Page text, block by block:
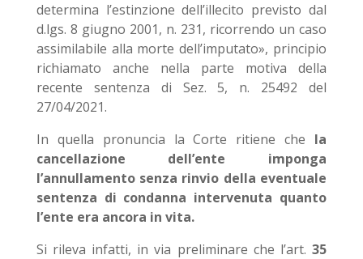
determina l’estinzione dell’illecito previsto dal
d.lgs. 8 giugno 2001, n. 231, ricorrendo un caso
assimilabile alla morte dell’imputato», principio
richiamato anche nella parte motiva della
recente sentenza di Sez. 5, n. 25492 del
27/04/2021.
In quella pronuncia la Corte ritiene che la
cancellazione dell’ente imponga
l’annullamento senza rinvio della eventuale
sentenza di condanna intervenuta quanto
l’ente era ancora in vita.
Si rileva infatti, in via preliminare che l’art.35